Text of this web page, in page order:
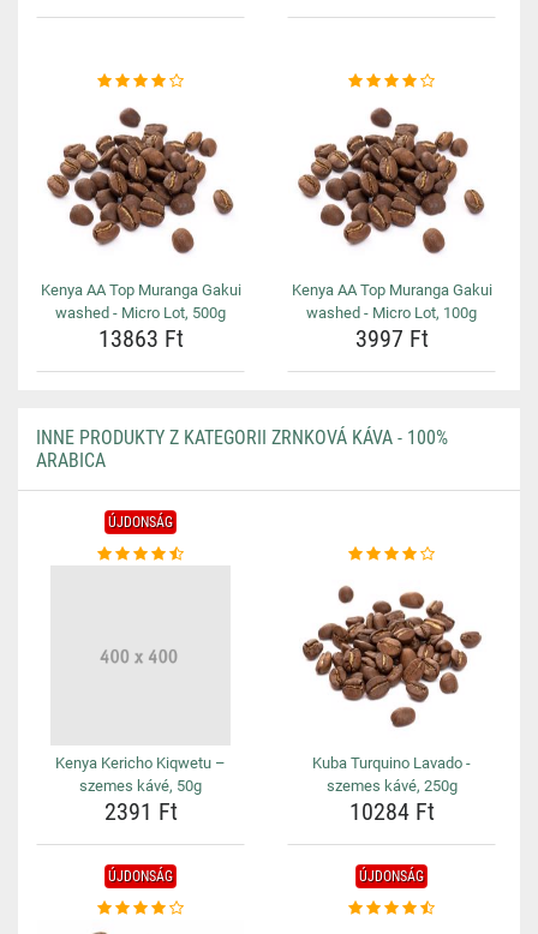
Kenya AA Top Muranga Gakui
washed - Micro Lot, 500g
13863 Ft
Kenya AA Top Muranga Gakui
washed - Micro Lot, 100g
3997 Ft
INNE PRODUKTY Z KATEGORII ZRNKOVÁ KÁVA - 100%
ARABICA
ÚJDONSÁG
Kenya Kericho Kiqwetu –
szemes kávé, 50g
2391 Ft
Kuba Turquino Lavado -
szemes kávé, 250g
10284 Ft
ÚJDONSÁG ÚJDONSÁG